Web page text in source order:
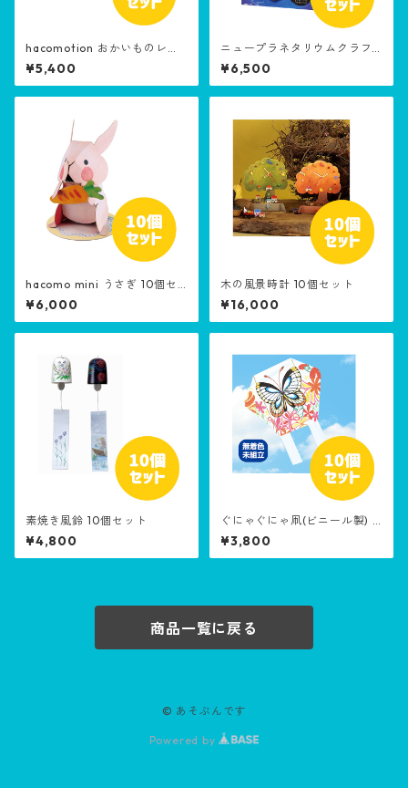
hacomotion おかいものレジ
スター 5個セット
¥5,400
ニュープラネタリウムクラフ
トキット 5個セット
¥6,500
hacomo mini うさぎ 10個セ
ット
¥6,000
木の風景時計 10個セット
¥16,000
素焼き風鈴 10個セット
¥4,800
ぐにゃぐにゃ凧(ビニール製) 1
0個セット
¥3,800
商品一覧に戻る
© あそぶんです
Powered by